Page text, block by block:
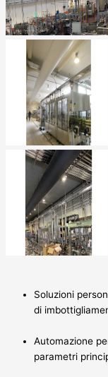
Soluzioni
di
Automazione
parametri